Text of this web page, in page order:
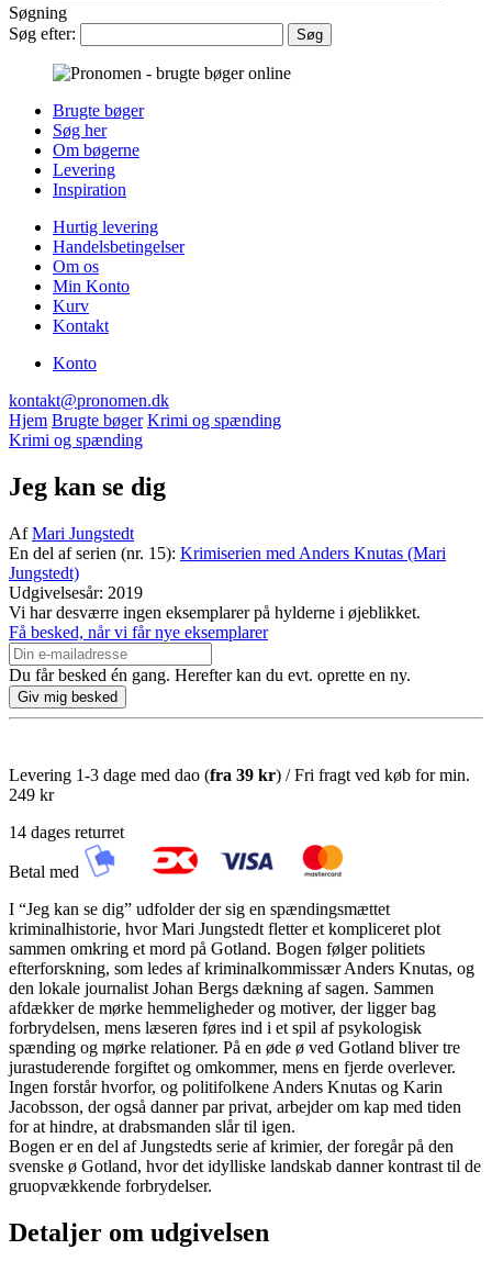
Søgning
Søg efter:
Brugte bøger
Søg her
Om bøgerne
Levering
Inspiration
Hurtig levering
Handelsbetingelser
Om os
Min Konto
Kurv
Kontakt
Konto
kontakt@pronomen.dk
Hjem Brugte bøger Krimi og spænding
Krimi og spænding
Jeg kan se dig
AfMari Jungstedt
En del af serien (nr. 15): Krimiserien med Anders Knutas (Mari
Jungstedt)
Udgivelsesår: 2019
Vi har desværre ingen eksemplarer på hylderne i øjeblikket.
Få besked, når vi får nye eksemplarer
Du får besked én gang. Herefter kan du evt. oprette en ny.
Levering 1-3 dage med dao (fra 39 kr) / Fri fragt ved køb for min.
249 kr
14 dages returret
Betal med
I “Jeg kan se dig” udfolder der sig en spændingsmættet
kriminalhistorie, hvor Mari Jungstedt fletter et kompliceret plot
sammen omkring et mord på Gotland. Bogen følger politiets
efterforskning, som ledes af kriminalkommissær Anders Knutas, og
den lokale journalist Johan Bergs dækning af sagen. Sammen
afdækker de mørke hemmeligheder og motiver, der ligger bag
forbrydelsen, mens læseren føres ind i et spil af psykologisk
spænding og mørke relationer. På en øde ø ved Gotland bliver tre
jurastuderende forgiftet og omkommer, mens en fjerde overlever.
Ingen forstår hvorfor, og politifolkene Anders Knutas og Karin
Jacobsson, der også danner par privat, arbejder om kap med tiden
for at hindre, at drabsmanden slår til igen.
Bogen er en del af Jungstedts serie af krimier, der foregår på den
svenske ø Gotland, hvor det idylliske landskab danner kontrast til de
gruopvækkende forbrydelser.
Detaljer om udgivelsen